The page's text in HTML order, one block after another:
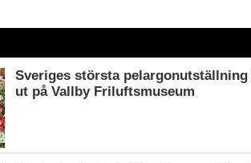
Sveriges största
ut på Vallby Friluftsmuseum